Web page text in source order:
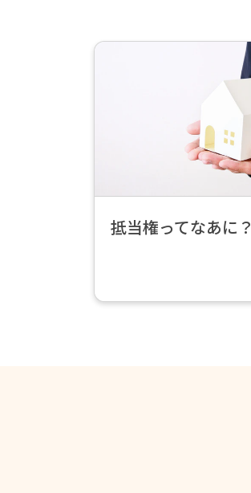
続
抵当権ってなあに？